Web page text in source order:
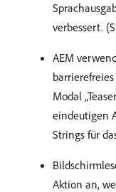
verbessert.
AEM
Modal
eindeutigen
Strings für
Aktion an,